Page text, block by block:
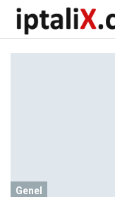
Genel